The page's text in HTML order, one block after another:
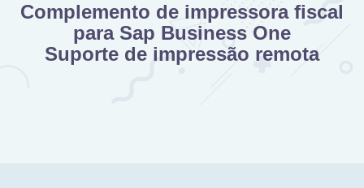
Complemento de impressora fiscal
para Sap Business One
Suporte de impressão remota